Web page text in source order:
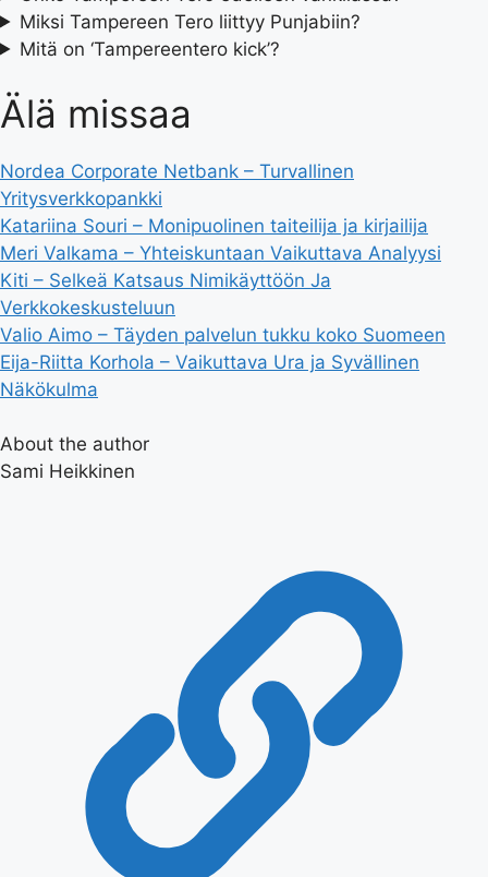
Miksi Tampereen Tero liittyy Punjabiin?
Mitä on ‘Tampereentero kick’?
Älä missaa
Nordea Corporate Netbank – Turvallinen
Yritysverkkopankki
Katariina Souri – Monipuolinen taiteilija ja kirjailija
Meri Valkama – Yhteiskuntaan Vaikuttava Analyysi
Kiti – Selkeä Katsaus Nimikäyttöön Ja
Verkkokeskusteluun
Valio Aimo – Täyden palvelun tukku koko Suomeen
Eija-Riitta Korhola – Vaikuttava Ura ja Syvällinen
Näkökulma
About the author
Sami Heikkinen